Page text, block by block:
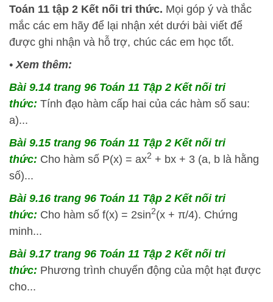
Toán 11 tập 2 Kết nối tri thức. Mọi góp ý và thắc
mắc các em hãy để lại nhận xét dưới bài viết để
được ghi nhận và hỗ trợ, chúc các em học tốt.
• Xem thêm:
Bài 9.14 trang 96 Toán 11 Tập 2 Kết nối tri
thức: Tính đạo hàm cấp hai của các hàm số sau:
a)...
Bài 9.15 trang 96 Toán 11 Tập 2 Kết nối tri
thức: Cho hàm số P(x) = ax2 + bx + 3 (a, b là hằng
số)...
Bài 9.16 trang 96 Toán 11 Tập 2 Kết nối tri
thức: Cho hàm số f(x) = 2sin2(x + π/4). Chứng
minh...
Bài 9.17 trang 96 Toán 11 Tập 2 Kết nối tri
thức: Phương trình chuyển động của một hạt được
cho...